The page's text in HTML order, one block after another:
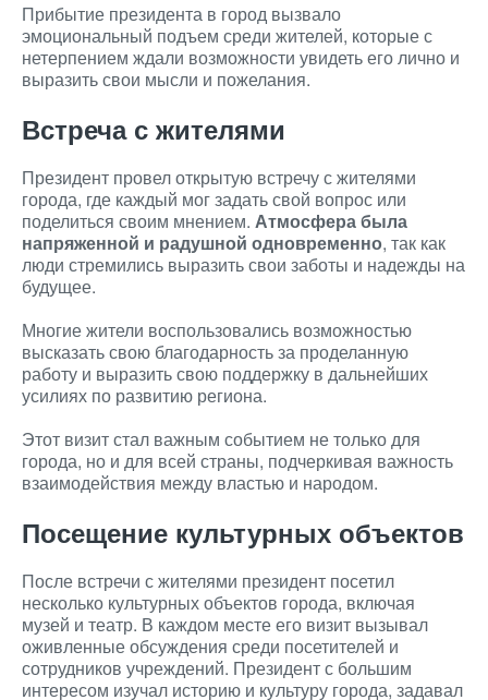
Прибытие президента в город вызвало
эмоциональный подъем среди жителей, которые с
нетерпением ждали возможности увидеть его лично и
выразить свои мысли и пожелания.
Встреча с жителями
Президент провел открытую встречу с жителями
города, где каждый мог задать свой вопрос или
поделиться своим мнением. Атмосфера была
напряженной и радушной одновременно, так как
люди стремились выразить свои заботы и надежды на
будущее.
Многие жители воспользовались возможностью
высказать свою благодарность за проделанную
работу и выразить свою поддержку в дальнейших
усилиях по развитию региона.
Этот визит стал важным событием не только для
города, но и для всей страны, подчеркивая важность
взаимодействия между властью и народом.
Посещение культурных объектов
После встречи с жителями президент посетил
несколько культурных объектов города, включая
музей и театр. В каждом месте его визит вызывал
оживленные обсуждения среди посетителей и
сотрудников учреждений. Президент с большим
интересом изучал историю и культуру города, задавал